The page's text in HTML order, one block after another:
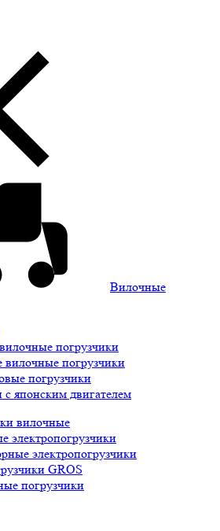
Вилочные
погрузчики
вилочные погрузчики
погрузчики
с японским двигателем
вилочные
электропогрузчики
электропогрузчики
GROS
погрузчики